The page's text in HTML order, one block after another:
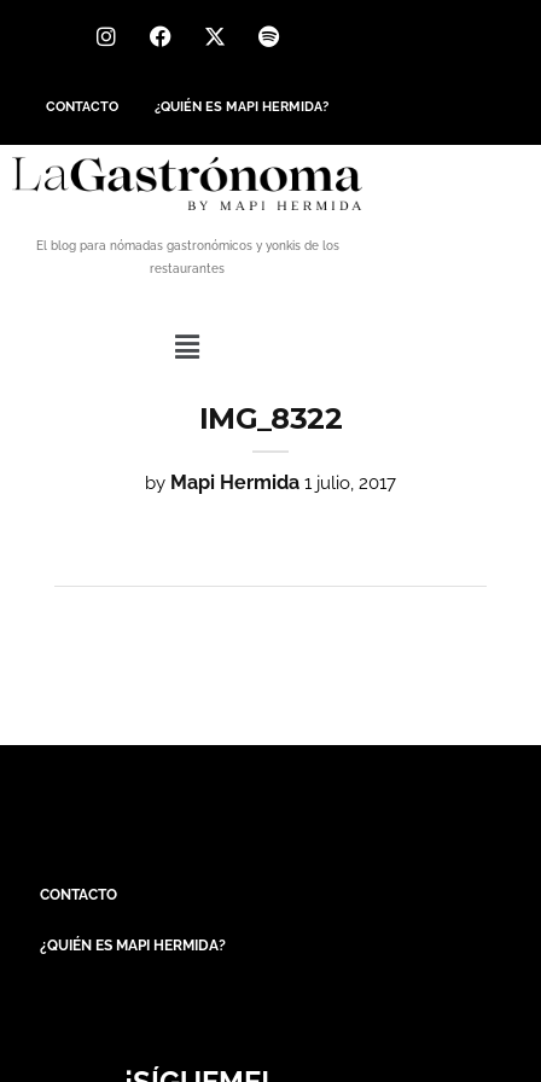
CONTACTO ¿QUIÉN ES MAPI HERMIDA?
El blog para nómadas gastronómicos y yonkis de los
restaurantes
IMG_8322
by Mapi Hermida 1 julio, 2017
CONTACTO
¿QUIÉN ES MAPI HERMIDA?